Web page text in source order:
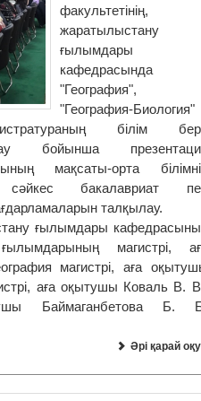
факультетінің,
жаратылыстану
ғылымдары
кафедрасында
"География",
"География-Биология"
білім
бойынша
мақсаты-орта
сәйкес бакалавриат
талқылау.
ғылымдары
магистрі,
магистрі, аға
аға оқытушы Коваль В.
Баймаганбетова Б.
Әрі қарай оқу